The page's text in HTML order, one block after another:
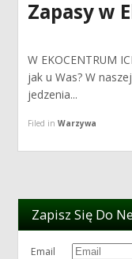
Zapasy w
W EKOCENTRUM
jak u Was? W
jedzenia...
Filed inWarzywa
Zapisz Się Do
Email